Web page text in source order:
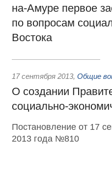
на-Амуре первое
по вопросам
Востока
17 сентября 2013, Общие
О создании
социально-
Постановление от 17
2013 года №810